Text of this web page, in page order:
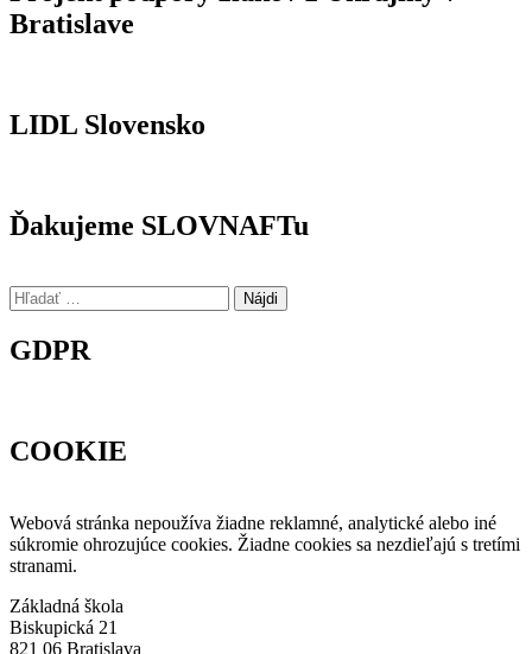
Bratislave
LIDL Slovensko
Ďakujeme SLOVNAFTu
Hľadať:
GDPR
COOKIE
Webová stránka nepoužíva žiadne reklamné, analytické alebo iné
súkromie ohrozujúce cookies. Žiadne cookies sa nezdieľajú s tretími
stranami.
Základná škola
Biskupická 21
821 06 Bratislava